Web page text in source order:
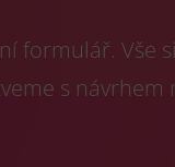
formulář. Vše
s návrhem